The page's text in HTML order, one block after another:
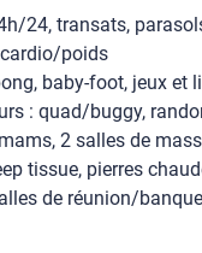
24, transats,
cardio/poids
baby-foot, jeux et
: quad/buggy,
2 salles de
tissue, pierres
de réunion/